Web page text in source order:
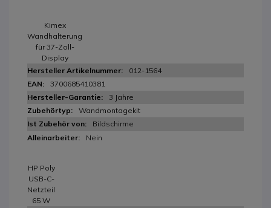
Kimex
Wandhalterung
für 37-Zoll-
Display
012-1564
3700685410381
3 Jahre
Wandmontagekit
Bildschirme
Nein
HP Poly
USB-C-
Netzteil
65 W